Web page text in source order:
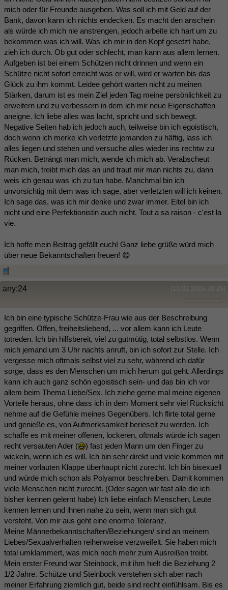
mich oder für Freunde ausgeben. Was soll ich mit Geld auf der
Bank, davon kann ich nichts endecken. Es macht den anschein
als würde ich mich nie anstrengen, jedoch arbeite ich hart um zu
bekommen was ich will. Was ich mir in den Kopf gesetzt habe,
zieh ich durch. Ob gut oder schlecht, man kann aus allem lernen.
Aufgeben ist bei einem Schützen nicht drinnen und wenn ein
Schütze nicht sofort erreicht was er will, wird er warten bis das
Glück zu ihm kommt. Leidee gehört warten nicht zu meinen
Stärken, darum ist es mein Ziel jeden Tag meine persönlichkeit zu
erweitern und zu verbessern in dem ich mir neue Eigenschaften
aneigne. Ich liebe alles was lacht, spricht und sich bewegt.
Negative Seiten hab ich jedoch auch, teilweise bin ich egoistisch,
doch wenn ich merke ich verletzte jemanden zu häftig, lass ich
alles liegen und stehen und versuche alles wieder ins rechtw zu
Rücken. Beträngt man mich, wende ich mich ab. Verabscheut
man mich, treibt mich das an und traut mir man nichts zu, dann
weis ich genau was ich zu tun habe. Manchmal bin ich
unvorsichtig mit dem was ich sage, aber verletzten will ich keinen.
Ich sage das, was ich mir denke und zwar immer. Eitel bin ich
nicht und eine Perfektionistin auch nicht. Tout a sa raison - c'est la
vie.
Ich hoffe mein Beitrag gefällt euch! Ganz liebe grüße würd mich
über neue Bekanntschaften freuen! 😋
(13.02.2016 20:25)
any:24
Ich bin eine typische Schütze-Frau wie aus der Beschreibung
gegriffen. Offen, freiheitsliebend, ... vor allem kann ich Leute
totreden. Ich bin hilfsbereit, viel zu gutmütig, total selbstlos. Wenn
mich jemand um 3 Uhr nachts anruft, bin ich sofort zur Stelle. Ich
vergesse mich oftmals selbst viel zu sehr, während ich dafür
sorge, dass es den Menschen um mich herum gut geht. Allerdings
kann ich auch ganz schön egoistisch sein- und das bin ich vor
allem beim Thema Liebe/Sex. Ich ziehe gerne mal meine eigenen
Vorteile heraus, ohne dass ich in dem Moment sehr viel Rücksicht
nehme auf die Gefühle meines Gegenübers. Ich flirte total gerne
und genieße es, von Aufmerksamkeit berieselt zu werden. Ich
schaffe es mit meiner offenen, lockeren, oftmals würde ich sagen
recht versauten Ader (
) fast jeden Mann um den Finger zu
wickeln, wenn ich es will. Ich bin sehr direkt und viele kommen mit
meiner vorlauten Klappe überhaupt nicht zurecht. Ich bin bisexuell
und würde mich schon als Polyamor beschreiben. Damit kommen
viele Menschen nicht zurecht. (Oder sagen wir fast alle die ich
bisher kennen gelernt habe) Ich liebe einfach Menschen, Leute
kennen lernen und ihnen nahe zu sein, wenn man sich gut
versteht. Von mir aus geht eine enorme Toleranz.
Meine Männerbekanntschaften/Beziehungen/ sind an meinem
Liebes/Sexualverhalten reihenweise verzweifelt. Sie haben mich
total umklammert, was mich noch mehr zum Ausreißen treibt.
Mein erster Freund war Steinbock, mit ihm hielt die Beziehung 2
1/2 Jahre. Schütze und Steinbock verstehen sich aber nach
meiner Erfahrung ziemlich gut, beide sind recht einfühlsam. Bis es